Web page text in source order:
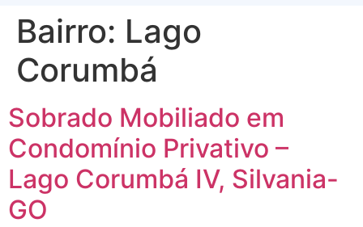
Bairro: Lago
Corumbá
Sobrado Mobiliado em
Condomínio Privativo –
Lago Corumbá IV, Silvania-
GO